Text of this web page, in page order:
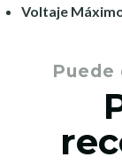
Voltaje